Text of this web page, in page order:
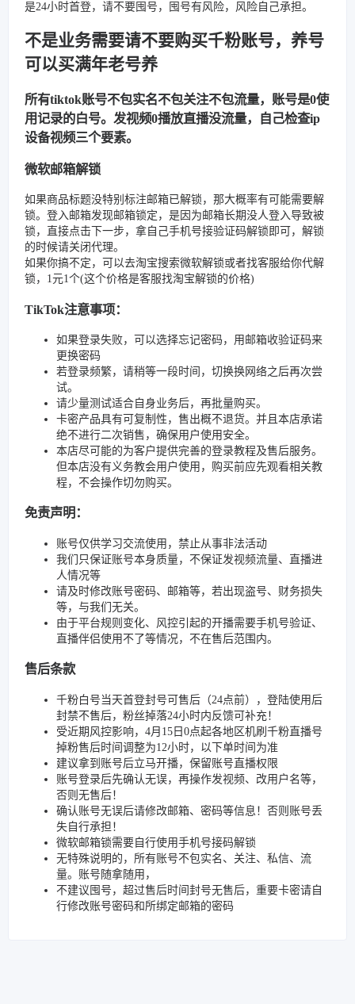
是24小时首登，请不要囤号，囤号有风险，风险自己承担。
不是业务需要请不要购买千粉账号，养号
可以买满年老号养
所有tiktok账号不包实名不包关注不包流量，账号是0使
用记录的白号。发视频0播放直播没流量，自己检查ip
设备视频三个要素。
微软邮箱解锁
如果商品标题没特别标注邮箱已解锁，那大概率有可能需要解
锁。登入邮箱发现邮箱锁定，是因为邮箱长期没人登入导致被
锁，直接点击下一步，拿自己手机号接验证码解锁即可，解锁
的时候请关闭代理。
如果你搞不定，可以去淘宝搜索微软解锁或者找客服给你代解
锁，1元1个(这个价格是客服找淘宝解锁的价格)
TikTok注意事项：
如果登录失败，可以选择忘记密码，用邮箱收验证码来
更换密码
若登录频繁，请稍等一段时间，切换换网络之后再次尝
试。
请少量测试适合自身业务后，再批量购买。
卡密产品具有可复制性，售出概不退货。并且本店承诺
绝不进行二次销售，确保用户使用安全。
本店尽可能的为客户提供完善的登录教程及售后服务。
但本店没有义务教会用户使用，购买前应先观看相关教
程，不会操作切勿购买。
免责声明：
账号仅供学习交流使用，禁止从事非法活动
我们只保证账号本身质量，不保证发视频流量、直播进
人情况等
请及时修改账号密码、邮箱等，若出现盗号、财务损失
等，与我们无关。
由于平台规则变化、风控引起的开播需要手机号验证、
直播伴侣使用不了等情况，不在售后范围内。
售后条款
千粉白号当天首登封号可售后（24点前），登陆使用后
封禁不售后，粉丝掉落24小时内反馈可补充！
受近期风控影响，4月15日0点起各地区机刷千粉直播号
掉粉售后时间调整为12小时，以下单时间为准
建议拿到账号后立马开播，保留账号直播权限
账号登录后先确认无误，再操作发视频、改用户名等，
否则无售后！
确认账号无误后请修改邮箱、密码等信息！否则账号丢
失自行承担！
微软邮箱锁需要自行使用手机号接码解锁
无特殊说明的，所有账号不包实名、关注、私信、流
量。账号随拿随用，
不建议囤号，超过售后时间封号无售后，重要卡密请自
行修改账号密码和所绑定邮箱的密码